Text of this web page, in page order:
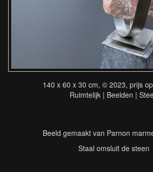
140 x 60 x 30 cm, © 2023, prijs
Ruimtelijk | Beelden |
Beeld gemaakt van Parnon
Staal omsluit de steen